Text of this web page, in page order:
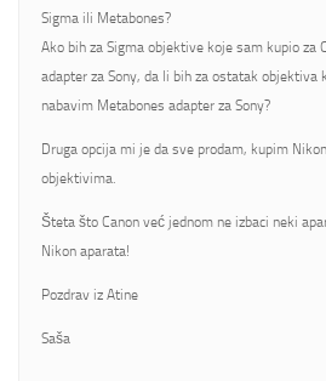
Sigma ili Metabones?
Ako bih za Sigma objektive koje sam kupio za
adapter za Sony, da li bih za ostatak objektiva
nabavim Metabones adapter za Sony?
Druga opcija mi je da sve prodam, kupim
objektivima.
Šteta što Canon već jednom ne izbaci neki
Nikon aparata!
Pozdrav iz Atine
Saša